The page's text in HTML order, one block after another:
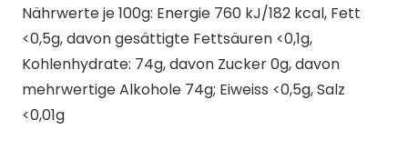
Nährwerte je 100g: Energie 760 kJ/182 kcal, Fett
<0,5g, davon gesättigte Fettsäuren <0,1g,
Kohlenhydrate: 74g, davon Zucker 0g, davon
mehrwertige Alkohole 74g; Eiweiss <0,5g, Salz
<0,01g